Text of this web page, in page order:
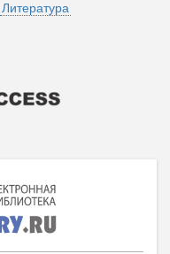
Литература